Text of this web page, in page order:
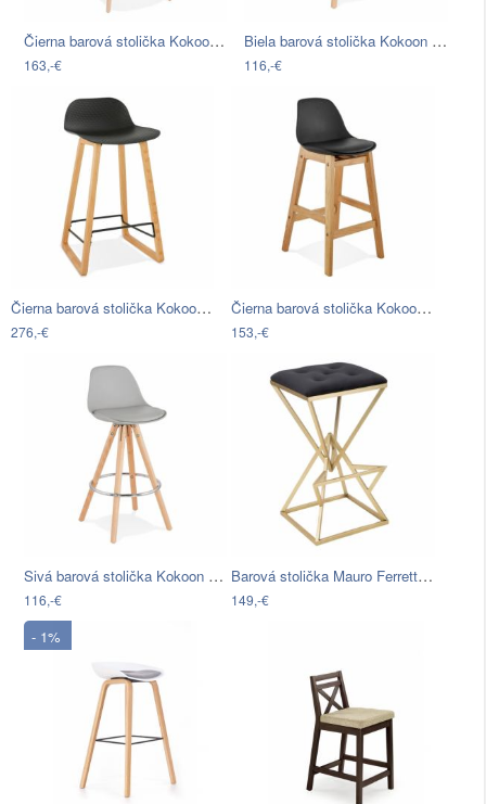
Čierna barová stolička Kokoon Marcel…
163,-€
Biela barová stolička Kokoon Anau,…
116,-€
Čierna barová stolička Kokoon Astoria
276,-€
Čierna barová stolička Kokoon Elody,…
153,-€
Sivá barová stolička Kokoon Anau, výška…
116,-€
Barová stolička Mauro Ferretti Pyramid,…
149,-€
- 1%